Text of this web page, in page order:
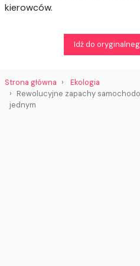
kierowców.
Idź do
Strona główna
Ekologia
Rewolucyjne zapachy
jednym